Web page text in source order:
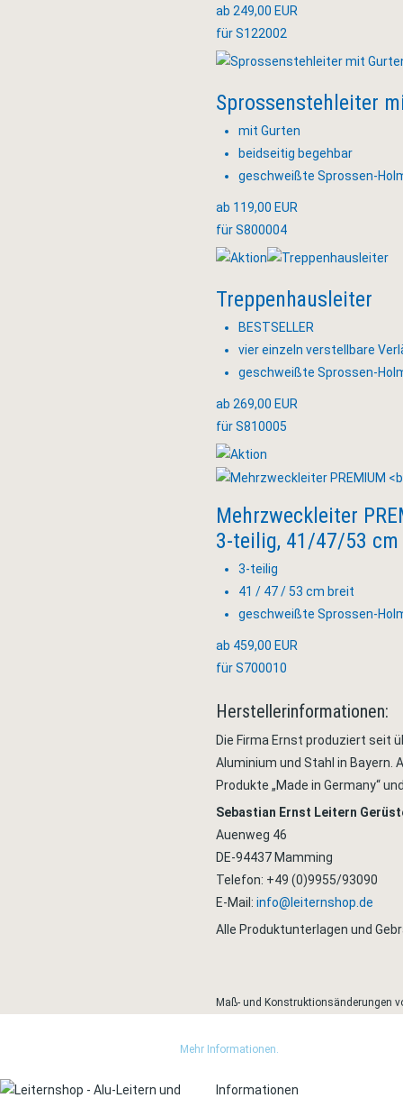
ab 249,00 EUR
für S122002
Sprossenstehleiter
mit Gurten
beidseitig begehbar
geschweißte Sprossen-
ab 119,00 EUR
für S800004
Treppenhausleiter
BESTSELLER
vier einzeln verstellbare
geschweißte Sprossen-
ab 269,00 EUR
für S810005
Mehrzweckleiter
3-teilig, 41/47/53
3-teilig
41 / 47 / 53 cm breit
geschweißte Sprossen-
ab 459,00 EUR
für S700010
Herstellerinformationen:
Die Firma Ernst produziert seit
Aluminium und Stahl in Bayern.
Produkte „Made in Germany“
Sebastian Ernst Leitern
Auenweg 46
DE-94437 Mamming
Telefon: +49 (0)9955/93090
E-Mail: info@leiternshop.de
Alle Produktunterlagen und
Maß- und Konstruktionsänderungen
Mehr Informationen.
Informationen